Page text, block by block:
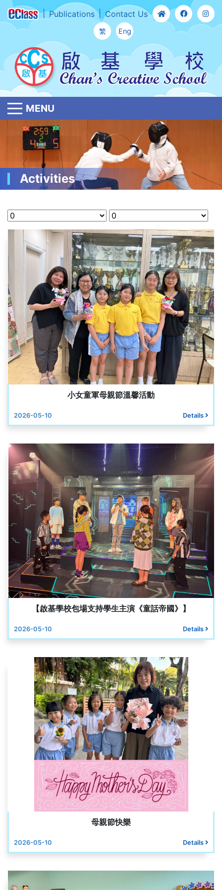
Publications Contact Us
繁 Eng
MENU
Activities
小女童軍母親節溫馨活動
2026-05-10 Details
【啟基學校包場支持學生主演《童話帝國》】
2026-05-10 Details
母親節快樂
2026-05-10 Details